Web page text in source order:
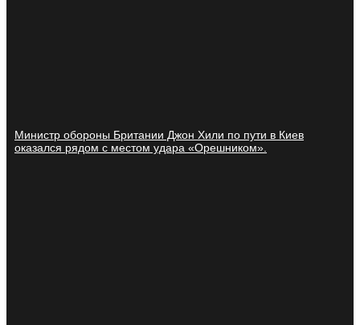
Министр обороны Британии Джон Хили по пути в Киев
оказался рядом с местом удара «Орешником».